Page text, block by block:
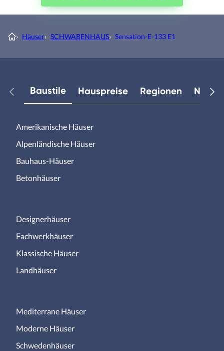
› Häuser› SCHWABENHAUS› Sensation-E-133 E1
Baustile Hauspreise Regionen
Amerikanische Häuser
Alpenländische Häuser
Bauhaus-Häuser
Betonhäuser
Designerhäuser
Fachwerkhäuser
Klassische Häuser
Landhäuser
Mediterrane Häuser
Moderne Häuser
Schwedenhäuser